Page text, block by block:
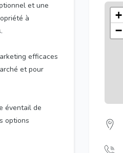
et une
à
efficaces
et pour
éventail de
options
+
−